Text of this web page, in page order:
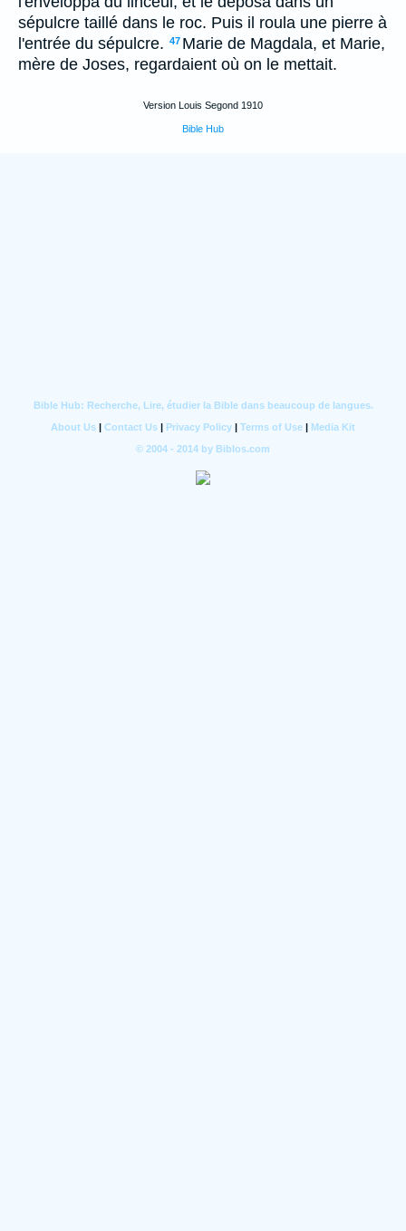
sépulcre taillé dans le roc. Puis il roula une pierre à
l'entrée du sépulcre. 47 Marie de Magdala, et Marie,
mère de Joses, regardaient où on le mettait.
Version Louis Segond 1910
Bible Hub